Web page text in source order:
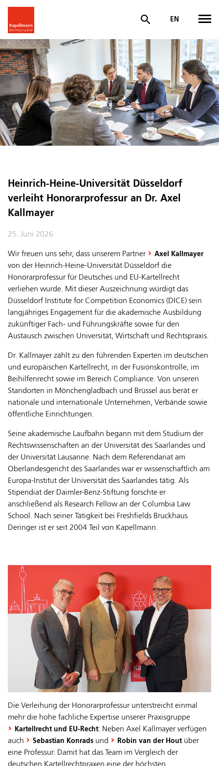
EN
Heinrich-Heine-Universität Düsseldorf
verleiht Honorarprofessur an Dr. Axel
Kallmayer
25. Juni 2026
Wir freuen uns sehr, dass unserem Partner Axel Kallmayer
von der Heinrich-Heine-Universität Düsseldorf die
Honorarprofessur für Deutsches und EU-Kartellrecht
verliehen wurde. Mit dieser Auszeichnung würdigt das
Düsseldorf Institute for Competition Economics (DICE) sein
langjähriges Engagement für die akademische Ausbildung
zukünftiger Fach- und Führungskräfte sowie für den
Austausch zwischen Universität, Wirtschaft und Rechtspraxis.
Dr. Kallmayer zählt zu den führenden Experten im deutschen
und europäischen Kartellrecht, in der Fusionskontrolle, im
Beihilfenrecht sowie im Bereich Compliance. Von unseren
Standorten in Mönchengladbach und Brüssel aus berät er
nationale und internationale Unternehmen, Verbände sowie
öffentliche Einrichtungen.
Seine akademische Laufbahn begann mit dem Studium der
Rechtswissenschaften an der Universität des Saarlandes und
der Universität Lausanne. Nach dem Referendariat am
Oberlandesgericht des Saarlandes war er wissenschaftlich am
Europa-Institut der Universität des Saarlandes tätig. Als
Stipendiat der Daimler-Benz-Stiftung forschte er
anschließend als Research Fellow an der Columbia Law
School. Nach seiner Tätigkeit bei Freshfields Bruckhaus
Deringer ist er seit 2004 Teil von Kapellmann.
Die Verleihung der Honorarprofessur unterstreicht einmal
mehr die hohe fachliche Expertise unserer Praxisgruppe
Kartellrecht und EU-Recht: Neben Axel Kallmayer verfügen
auch
Sebastian Konrads und Robin van der Houtüber
eine Professur. Damit hat das Team im Vergleich der